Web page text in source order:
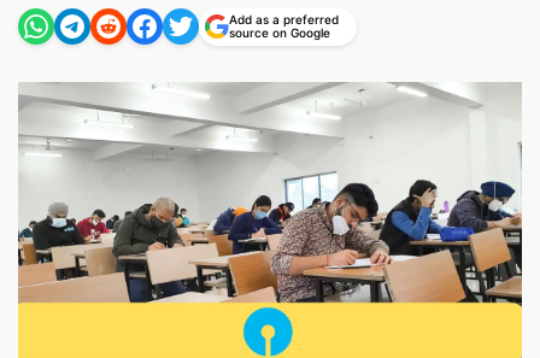
Add as a preferred
source on Google